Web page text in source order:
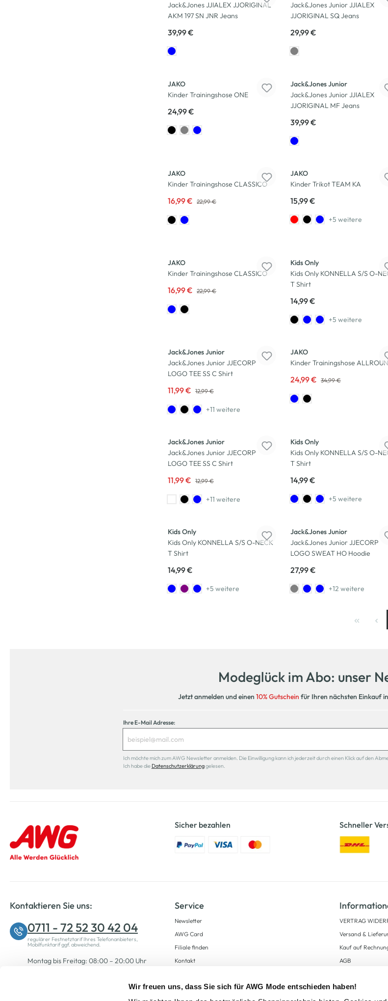
Wir freuen uns, dass Sie sich für AWG Mode entschieden haben!
Jack&Jones JJIALEX JJORIGINAL
AKM 197 SN JNR Jeans
39,99 €
Jack&Jones Junior JJIALEX
JJORIGINAL SQ Jeans
29,99 €
JAKO
Kinder Trainingshose ONE
24,99 €
Jack&Jones Junior
Jack&Jones Junior JJIALEX
JJORIGINAL MF Jeans
39,99 €
JAKO
Kinder Trainingshose CLASSICO
16,99 € 22,99 €
JAKO
Kinder Trikot TEAM KA
15,99 €
+5 weitere
JAKO
Kinder Trainingshose CLASSICO
16,99 € 22,99 €
Kids Only
Kids Only KONNELLA S/S O-
T Shirt
14,99 €
+5 weitere
Jack&Jones Junior
Jack&Jones Junior JJECORP
LOGO TEE SS C Shirt
11,99 € 12,99 €
+11 weitere
JAKO
Kinder Trainingshose
24,99 € 34,99 €
Jack&Jones Junior
Jack&Jones Junior JJECORP
LOGO TEE SS C Shirt
11,99 € 12,99 €
+11 weitere
Kids Only
Kids Only KONNELLA S/S O-
T Shirt
14,99 €
+5 weitere
Kids Only
Kids Only KONNELLA S/S O-NECK
T Shirt
14,99 €
+5 weitere
Jack&Jones Junior
Jack&Jones Junior JJECORP
LOGO SWEAT HO Hoodie
27,99 €
+12 weitere
Modeglück im Abo: unser
Jetzt anmelden und einen 10% Gutschein für Ihren nächsten Einkauf
Ihre E-Mail Adresse:
Ich möchte mich zum AWG Newsletter anmelden. Die Einwilligung kann ich jederzeit durch einen Klick auf den
Ich habe die Datenschutzerklärunggelesen.
Sicher bezahlen Schneller
Kontaktieren Sie uns:
0711 - 72 52 30 42 04
regulärer Festnetztarif Ihres Telefonanbieters,
Mobilfunktarif ggf. abweichend.
Montag bis Freitag: 08:00 – 20:00 Uhr
Service
Newsletter
AWG Card
Filiale finden
Kontakt
VERTRAG
Versand &
Kauf auf
AGB
Zahlungsarten